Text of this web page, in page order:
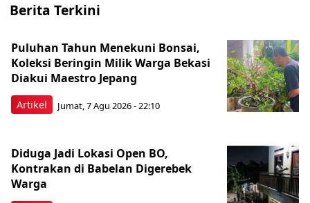
Berita Terkini
Artikel
Puluhan Tahun Menekuni Bonsai,
Koleksi Beringin Milik Warga Bekasi
Diakui Maestro Jepang
Jumat, 7 Agu 2026 - 22:10
Diduga Jadi Lokasi Open BO,
Kontrakan di Babelan Digerebek
Warga